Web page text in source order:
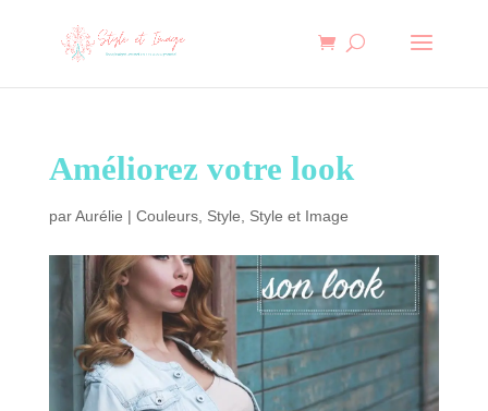
Améliorez votre look
parAurélie | Couleurs, Style Style et Image